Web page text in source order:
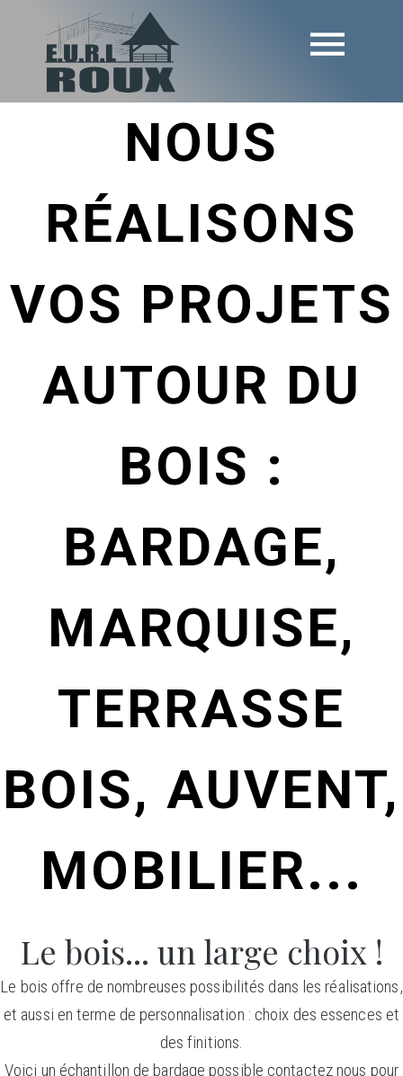
NOUS
RÉALISONS
VOS PROJETS
AUTOUR DU
BOIS :
BARDAGE,
MARQUISE,
TERRASSE
BOIS, AUVENT,
MOBILIER...
Le bois... un large choix !
Le bois offre de nombreuses possibilités dans les réalisations,
et aussi en terme de personnalisation : choix des essences et
des finitions.
Voici un échantillon de bardage possible contactez nous pour